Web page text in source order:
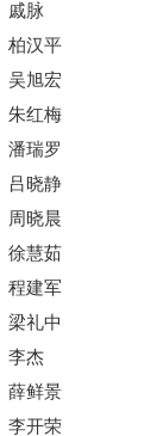
戚脉
柏汉平
吴旭宏
朱红梅
潘瑞罗
吕晓静
周晓晨
徐慧茹
程建军
梁礼中
李杰
薛鲜景
李开荣